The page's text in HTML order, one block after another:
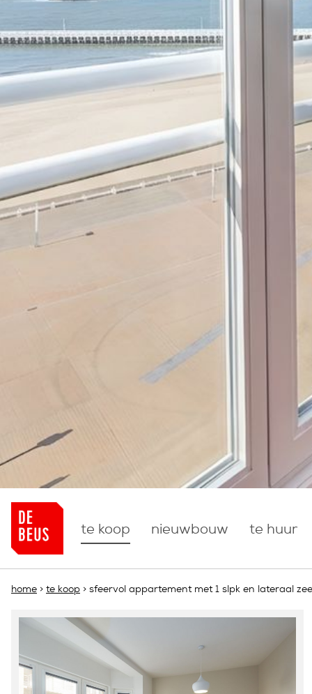
te koop nieuwbouw te huur
U bent hier
home > te koop > sfeervol appartement met 1 slpk en lateraal